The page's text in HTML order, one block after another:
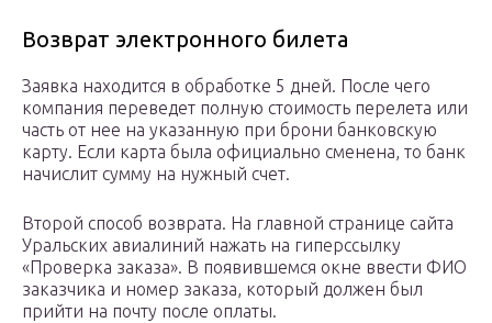
Возврат электронного билета
Заявка находится в обработке 5 дней. После чего
компания переведет полную стоимость перелета или
часть от нее на указанную при брони банковскую
карту. Если карта была официально сменена, то банк
начислит сумму на нужный счет.
Второй способ возврата. На главной странице сайта
Уральских авиалиний нажать на гиперссылку
«Проверка заказа». В появившемся окне ввести ФИО
заказчика и номер заказа, который должен был
прийти на почту после оплаты.